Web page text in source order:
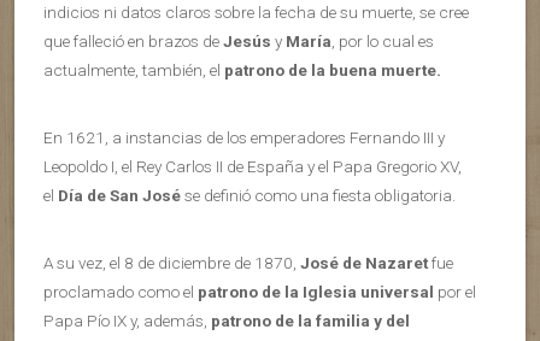
indicios ni datos claros sobre la fecha de su muerte, se cree
que falleció en brazos deJesús y María , por lo cual es
actualmente, también, el patrono de la buena muerte.
En 1621, a instancias de los emperadores Fernando III y
Leopoldo I, el Rey Carlos II de España y el Papa Gregorio XV,
el Día de San Josése definió como una fiesta obligatoria.
A su vez, el 8 de diciembre de 1870, José de Nazaretfue
proclamado como el patrono de la Iglesia universal por el
Papa Pío IX y, además, patrono de la familia y del